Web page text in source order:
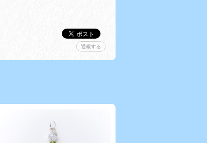
通報する